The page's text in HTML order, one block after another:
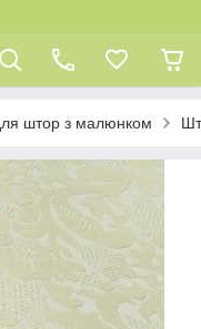
штор з малюнком